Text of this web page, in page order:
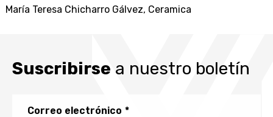
María Teresa Chicharro Gálvez, Ceramica
Suscribirse a nuestro boletín
Correo electrónico